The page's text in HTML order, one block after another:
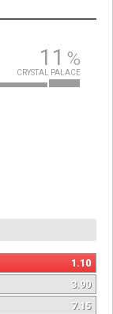
11 %
CRYSTAL PALACE
1.10
3.90
7.15